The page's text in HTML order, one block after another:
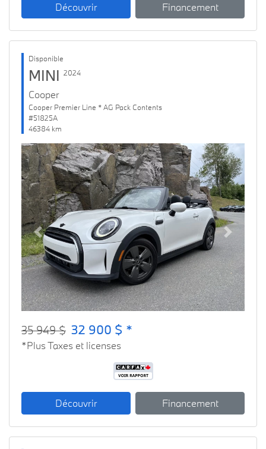
Découvrir Financement
Disponible
MINI 2024
Cooper
Cooper Premier Line * AG Pack Contents
#51825A
46384 km
Previous Next
35 949 $ 32 900 $ *
*Plus Taxes et licenses
Découvrir Financement